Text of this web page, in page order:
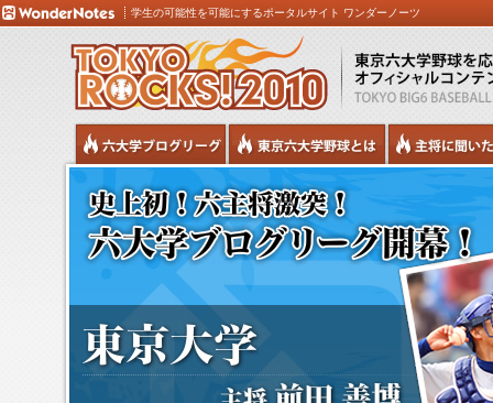
学生の可能性を可能にするポータルサイト ワンダーノーツ